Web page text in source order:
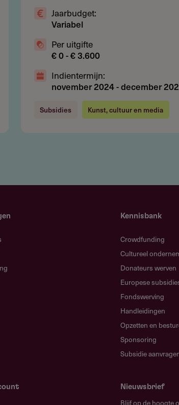
en software
af van het type programma.
en vaardigheden nu nog niet of onvoldoende
Jaarbudget:
Variabel
Per uitgifte
€ 0 - € 3.600
Indientermijn:
november 2024-december
Subsidies Kunst, cultuur en media
Kennisbank
Crowdfunding
Cultureel
Donateurs werven
Europese
Fondswerving
Handleidingen
Opzetten en
Sponsoring
Subsidie
Nieuwsbrief
Blijf op de hoogte